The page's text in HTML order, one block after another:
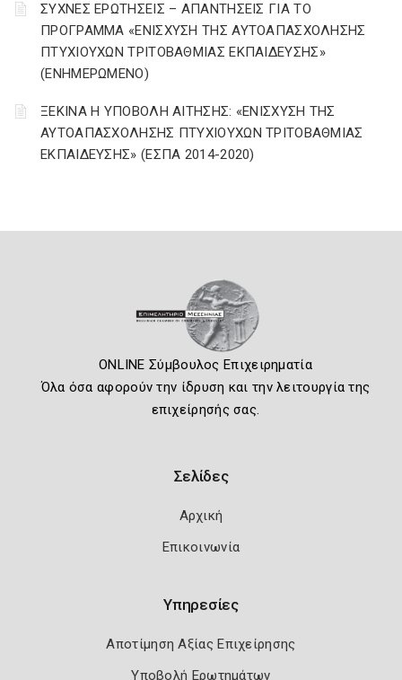
ΣΥΧΝΕΣ ΕΡΩΤΗΣΕΙΣ – ΑΠΑΝΤΗΣΕΙΣ ΓΙΑ ΤΟ
ΠΡΟΓΡΑΜΜΑ «ΕΝΙΣΧΥΣΗ ΤΗΣ ΑΥΤΟΑΠΑΣΧΟΛΗΣΗΣ
ΠΤΥΧΙΟΥΧΩΝ ΤΡΙΤΟΒΑΘΜΙΑΣ ΕΚΠΑΙΔΕΥΣΗΣ»
(ΕΝΗΜΕΡΩΜΕΝΟ)
ΞΕΚΙΝΑ Η ΥΠΟΒΟΛΗ ΑΙΤΗΣΗΣ: «ΕΝΙΣΧΥΣΗ ΤΗΣ
ΑΥΤΟΑΠΑΣΧΟΛΗΣΗΣ ΠΤΥΧΙΟΥΧΩΝ ΤΡΙΤΟΒΑΘΜΙΑΣ
ΕΚΠΑΙΔΕΥΣΗΣ» (ΕΣΠΑ 2014-2020)
ONLINE Σύμβουλος Επιχειρηματία
Όλα όσα αφορούν την ίδρυση και την λειτουργία της
επιχείρησής σας.
Σελίδες
Αρχική
Επικοινωνία
Υπηρεσίες
Αποτίμηση Αξίας Επιχείρησης
Υποβολή Ερωτημάτων